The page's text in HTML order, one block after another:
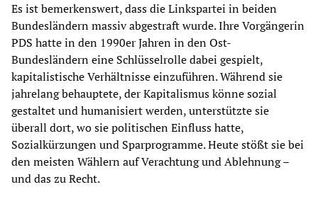
Es ist bemerkenswert, dass die Linkspartei in beiden
Bundesländern massiv abgestraft wurde. Ihre Vorgängerin
PDS hatte in den 1990er Jahren in den Ost-
Bundesländern eine Schlüsselrolle dabei gespielt,
kapitalistische Verhältnisse einzuführen. Während sie
jahrelang behauptete, der Kapitalismus könne sozial
gestaltet und humanisiert werden, unterstützte sie
überall dort, wo sie politischen Einfluss hatte,
Sozialkürzungen und Sparprogramme. Heute stößt sie bei
den meisten Wählern auf Verachtung und Ablehnung –
und das zu Recht.